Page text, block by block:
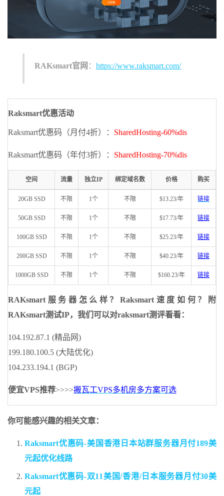
RAKsmart官网 ： https://www.raksmart.com/
Raksmart优惠活动
Raksmart优惠码（月付4折）： SharedHosting-60%dis
Raksmart优惠码（年付3折）： SharedHosting-70%dis
空间 流量 独立IP 绑定域名数 价格 购买
20GB SSD 不限 1个 不限 $13.23/年 链接
50GB SSD 不限 1个 不限 $17.73/年 链接
100GB SSD 不限 1个 不限 $25.23/年 链接
200GB SSD 不限 1个 不限 $40.23/年 链接
1000GB SSD 不限 1个 不限 $160.23/年 链接
RAKsmart服务器怎么样？Raksmart速度如何？附
RAKsmart测试IP，我们可以对raksmart测评看看：
104.192.87.1 (精品网)
199.180.100.5 (大陆优化)
104.233.194.1 (BGP)
便宜VPS推荐>>>>搬瓦工VPS多机房多方案可选
你可能感兴趣的相关文章：
Raksmart优惠码-美国香港日本站群服务器月付189美
元起优化线路
Raksmart优惠码-双11美国/香港/日本服务器月付30美
元起